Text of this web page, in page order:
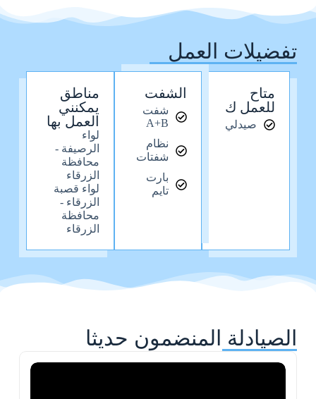
تفضيلات العمل
متاح
للعمل ك
صيدلي
الشفت
شفت
A+B
نظام
شفتات
بارت
تايم
مناطق
يمكنني
العمل بها
لواء
الرصيفة -
محافظة
الزرقاء
لواء قصبة
الزرقاء -
محافظة
الزرقاء
الصيادلة المنضمون حديثا